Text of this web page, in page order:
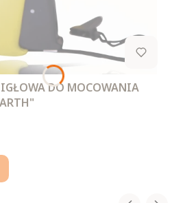
DO MOCOWANIA